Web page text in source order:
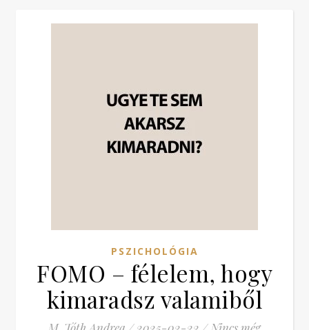
PSZICHOLÓGIA
FOMO – félelem, hogy
kimaradsz valamiből